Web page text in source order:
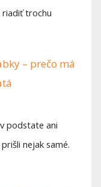
riadiť trochu
– prečo má
podstate ani
nejak samé.